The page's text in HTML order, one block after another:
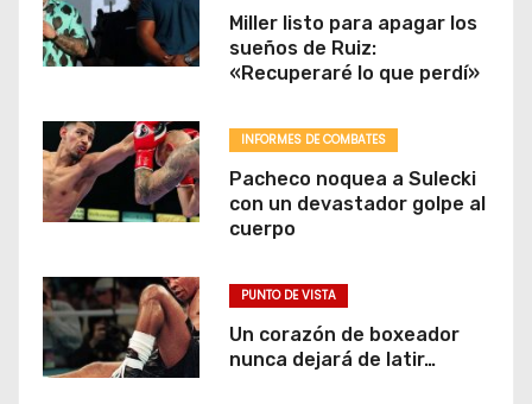
Miller listo para apagar los
sueños de Ruiz:
«Recuperaré lo que perdí»
INFORMES DE COMBATES
Pacheco noquea a Sulecki
con un devastador golpe al
cuerpo
PUNTO DE VISTA
Un corazón de boxeador
nunca dejará de latir…